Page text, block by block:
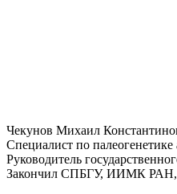
Чекунов Михаил
Специалист по палеогенетике
Руководитель
Закончил СПБГУ, ИИМК